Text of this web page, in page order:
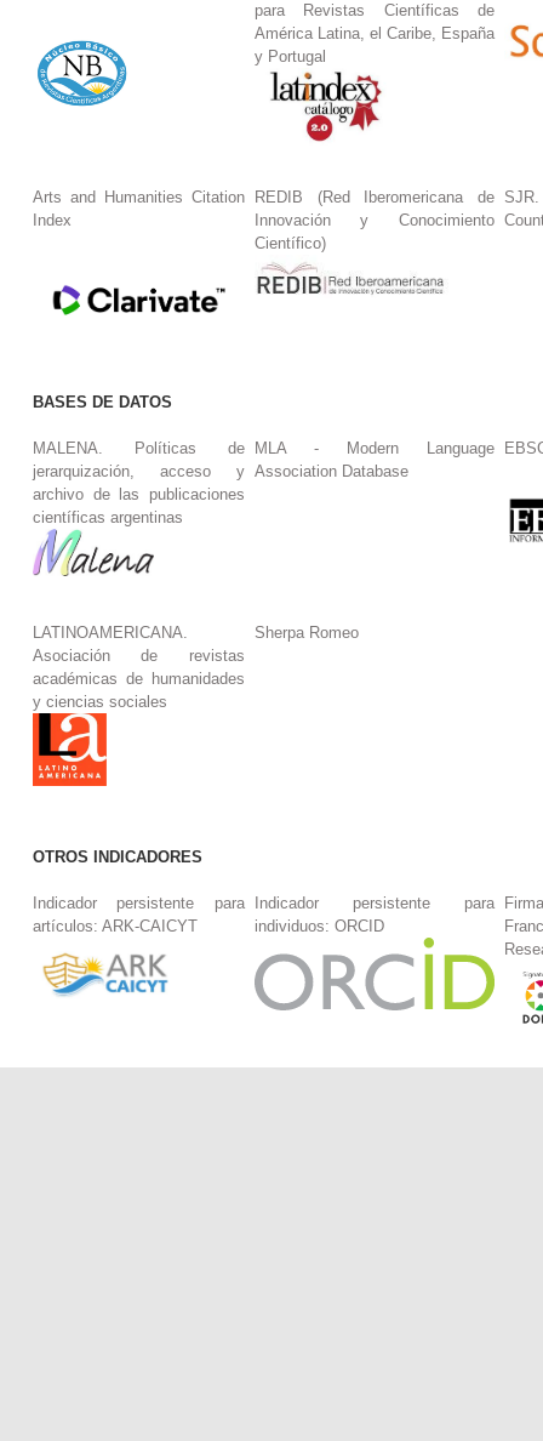
para Revistas Científicas de
América Latina, el Caribe, España
y Portugal
Arts and Humanities Citation
Index
REDIB (Red Iberomericana de
Innovación y Conocimiento
Científico)
BASES DE DATOS
MALENA. Políticas de
jerarquización, acceso y
archivo de las publicaciones
científicas argentinas
MLA - Modern Language
Association Database
LATINOAMERICANA.
Asociación de revistas
académicas de humanidades
y ciencias sociales
Sherpa Romeo
OTROS INDICADORES
Indicador persistente para
artículos: ARK-CAICYT
Indicador persistente para
individuos: ORCID